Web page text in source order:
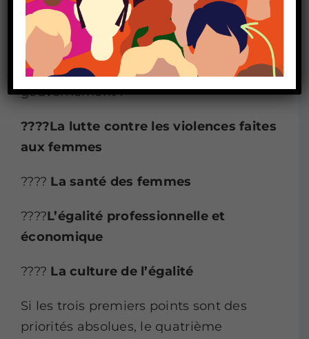
Contact
Le plan interministériel pourl’égalité
entre les femmes et les hommes 2023-
, présenté par la Première
ministre, prévoit
4 axes
de soutien du
gouvernement :
????La lutte contre les violences faites
aux femmes
???? La santé des femmes
????L’égalité professionnelle et
économique
???? La culture de l’égalité
Si les trois premiers points sont des
priorités absolues, le quatrième